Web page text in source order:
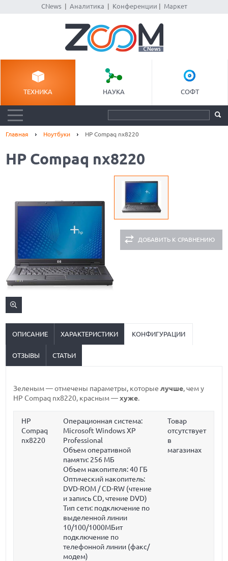
CNews| Аналитика Конференции Маркет
ТЕХНИКА НАУКА СОФТ
Главная Ноутбуки HP Compaq nx8220
HP Compaq nx8220
ДОБАВИТЬ К СРАВНЕНИЮ
ОПИСАНИЕ ХАРАКТЕРИСТИКИ КОНФИГУРАЦИИ
ОТЗЫВЫ СТАТЬИ
Зеленым— отмечены параметры, которыелучше, чем у
HP Compaq nx8220, красным—хуже.
HP
Compaq
nx8220
Операционная система:
Microsoft Windows XP
Professional
Объем оперативной
памяти: 256 МБ
Объем накопителя:40 ГБ
Оптический накопитель:
DVD-ROM / CD-RW (чтение
и запись CD, чтение DVD)
Тип сети: подключение по
выделенной линии
10/100/1000МБит
подключение по
телефонной линии (факс/
модем)
Товар
отсутствует
в
магазинах